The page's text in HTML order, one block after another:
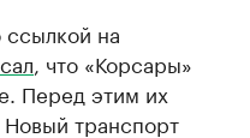
на
, что «Корсары»
Перед этим их
транспорт